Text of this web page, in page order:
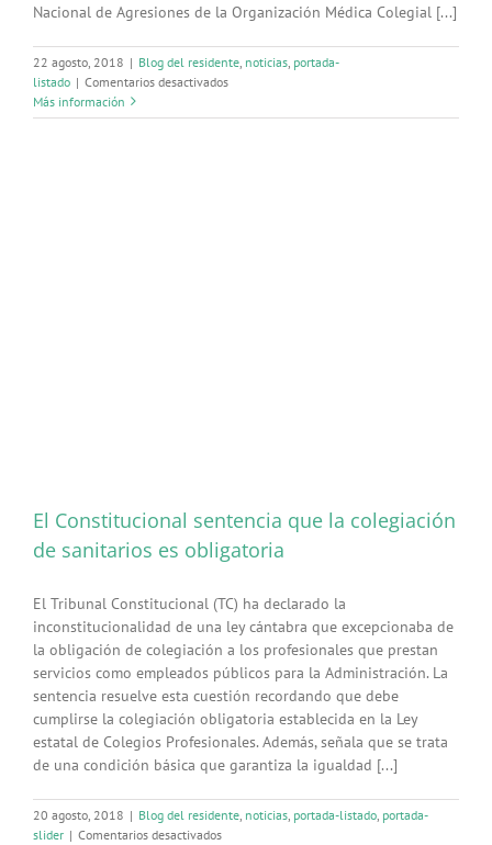
Nacional de Agresiones de la Organización Médica Colegial [...]
22 agosto, 2018 | Blog del residente noticias portada-
listado | Comentarios desactivadosen
el
Más información
El Constitucional sentencia que la colegiación
de sanitarios es obligatoria
El Tribunal Constitucional (TC) ha declarado la
inconstitucionalidad de una ley cántabra que excepcionaba de
la obligación de colegiación a los profesionales que prestan
servicios como empleados públicos para la Administración. La
sentencia resuelve esta cuestión recordando que debe
cumplirse la colegiación obligatoria establecida en la Ley
estatal de Colegios Profesionales. Además, señala que se trata
de una condición básica que garantiza la igualdad [...]
20 agosto, 2018 | Blog del residente, noticias, portada-listado, portada-
slider | Comentarios desactivadosen